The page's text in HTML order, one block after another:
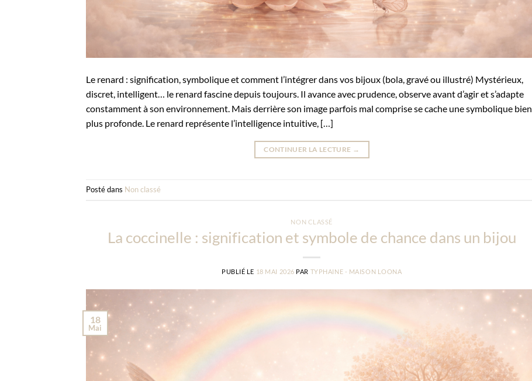
Le renard : signification, symbolique et comment l’intégrer dans vos bijoux (bola, gravé ou illustré) Mystérieux,
discret, intelligent… le renard fascine depuis toujours. Il avance avec prudence, observe avant d’agir et s’adapte
constamment à son environnement. Mais derrière son image parfois mal comprise se cache une symbolique bien
plus profonde. Le renard représente l’intelligence intuitive, […]
CONTINUER LA LECTURE →
Posté dans Non classé
NON CLASSÉ
La coccinelle : signification et symbole de chance dans un bijou
PUBLIÉ LE 18 MAI 2026 PAR TYPHAINE - MAISON LOONA
18
Mai